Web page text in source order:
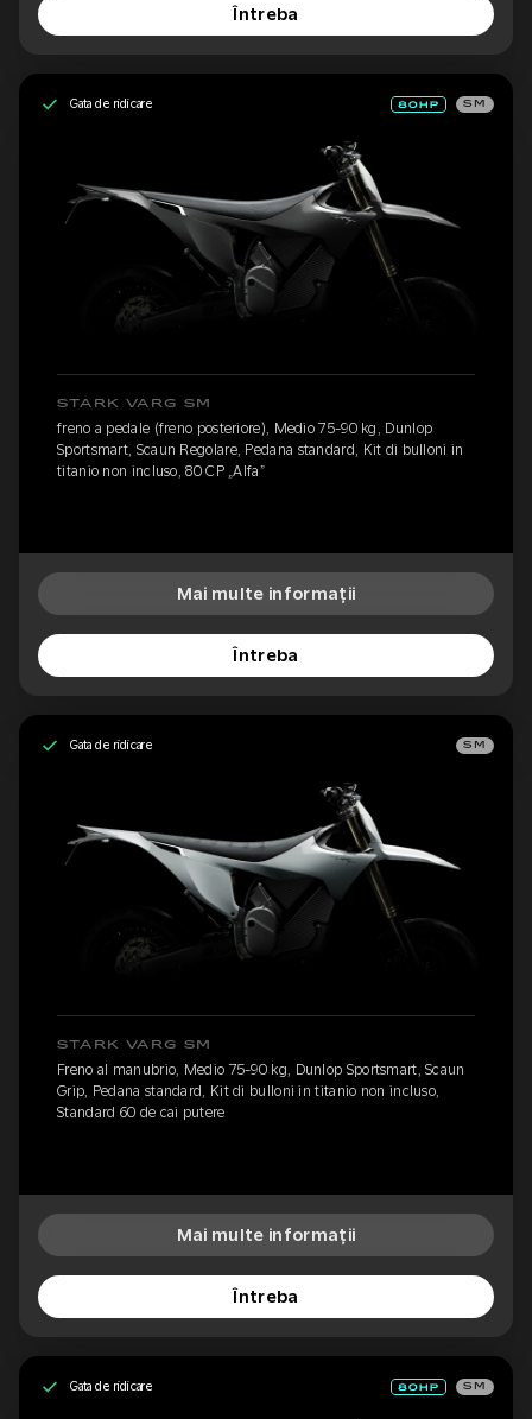
Întreba
Gata de ridicare SM
STARK VARG SM
freno a pedale (freno posteriore), Medio 75-90 kg, Dunlop
Sportsmart, Scaun Regolare, Pedana standard, Kit di bulloni in
titanio non incluso, 80 CP „Alfa”
Mai multe informații
Întreba
Gata de ridicare SM
STARK VARG SM
Freno al manubrio, Medio 75-90 kg, Dunlop Sportsmart, Scaun
Grip, Pedana standard, Kit di bulloni in titanio non incluso,
Standard 60 de cai putere
Mai multe informații
Întreba
Gata de ridicare SM